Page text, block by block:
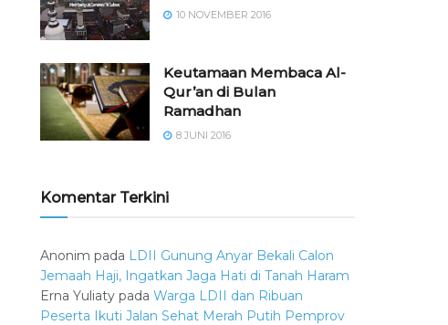
10 NOVEMBER 2016
Keutamaan Membaca Al-
Qur’an di Bulan
Ramadhan
8 JUNI 2016
Komentar Terkini
Anonim pada LDII Gunung Anyar Bekali Calon
Jemaah Haji, Ingatkan Jaga Hati di Tanah Haram
Erna Yuliaty pada Warga LDII dan Ribuan
Peserta Ikuti Jalan Sehat Merah Putih Pemprov